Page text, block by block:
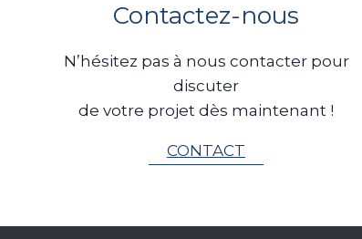
Contactez-nous
N’hésitez pas à nous contacter pour
discuter
de votre projet dès maintenant !
CONTACT